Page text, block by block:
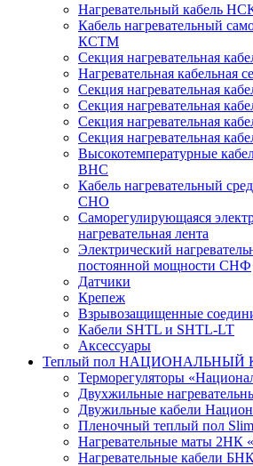
Нагревательный кабель
Кабель нагревательный
КСТМ
Секция нагревательная
Нагревательная кабельная
Секция нагревательная
Секция нагревательная
Секция нагревательная
Секция нагревательная
Высокотемпературные
ВНС
Кабель нагревательный
СНО
Саморегулирующаяся
нагревательная лента
Электрический
постоянной мощности СНФ
Датчики
Крепеж
Взрывозащищенные
Кабели SHTL и SHTL-LT
Аксессуары
Теплый пол
Терморегуляторы
Двухжильные
Двужильные кабели
Пленочный теплый пол
Нагревательные маты 2НК
Нагревательные кабели